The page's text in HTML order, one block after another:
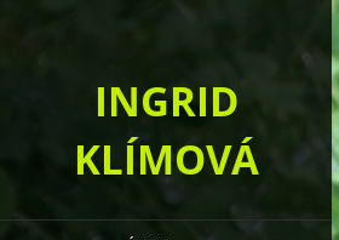
INGRID
KLÍMOVÁ